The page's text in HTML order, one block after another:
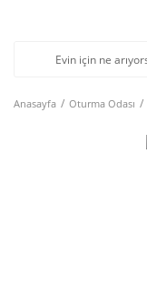
Anasayfa Oturma Odası